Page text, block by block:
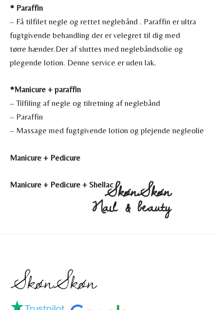
* Paraffin
– Få tilfilet negle og rettet neglebånd . Paraffin er ultra
fugtgivende behandling der er velegret til dig med
tørre hænder.Der af sluttes med neglebåndsolie og
plegende lotion. Denne service er uden lak.
*Manicure + paraffin
– Tilfiling af negle og tilretning af neglebånd
– Paraffin
– Massage med fugtgivende lotion og plejende negleolie
Manicure + Pedicure
Manicure + Pedicure + ShellacSkønSkøn
Nail & beauty
SkønSkøn